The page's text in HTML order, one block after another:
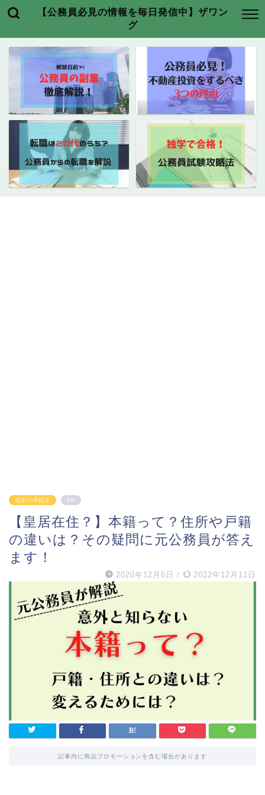
【公務員必見の情報を毎日発信中】ザワン
グ
役所の手続き PR
【皇居在住？】本籍って？住所や戸籍
の違いは？その疑問に元公務員が答え
ます！
2020年12月6日 / 2022年12月11日
記事内に商品プロモーションを含む場合があります